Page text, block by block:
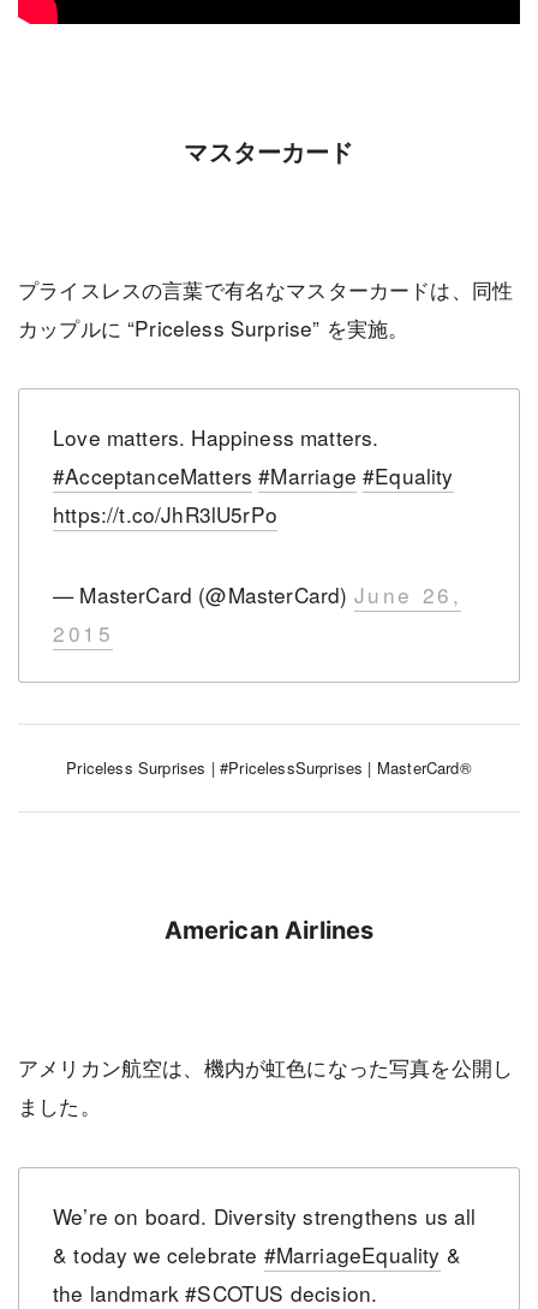
マスターカード
プライスレスの言葉で有名なマスターカードは、同性
カップルに “Priceless Surprise” を実施。
Love matters. Happiness matters.
#AcceptanceMatters #Marriage #Equality
https://t.co/JhR3lU5rPo
— MasterCard (@MasterCard) June 26,
2015
Priceless Surprises | #PricelessSurprises | MasterCard®
American Airlines
アメリカン航空は、機内が虹色になった写真を公開し
ました。
We’re on board. Diversity strengthens us all
& today we celebrate #MarriageEquality &
the landmark#SCOTUS decision.